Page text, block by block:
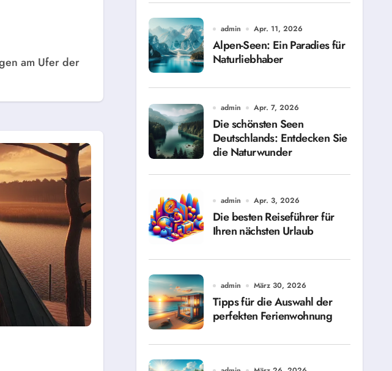
admin Apr. 11, 2026
Alpen-Seen: Ein Paradies für
Naturliebhaber
admin Apr. 7, 2026
Die schönsten Seen
Deutschlands: Entdecken Sie
die Naturwunder
admin Apr. 3, 2026
Die besten Reiseführer für
Ihren nächsten Urlaub
admin März 30, 2026
Tipps für die Auswahl der
perfekten Ferienwohnung